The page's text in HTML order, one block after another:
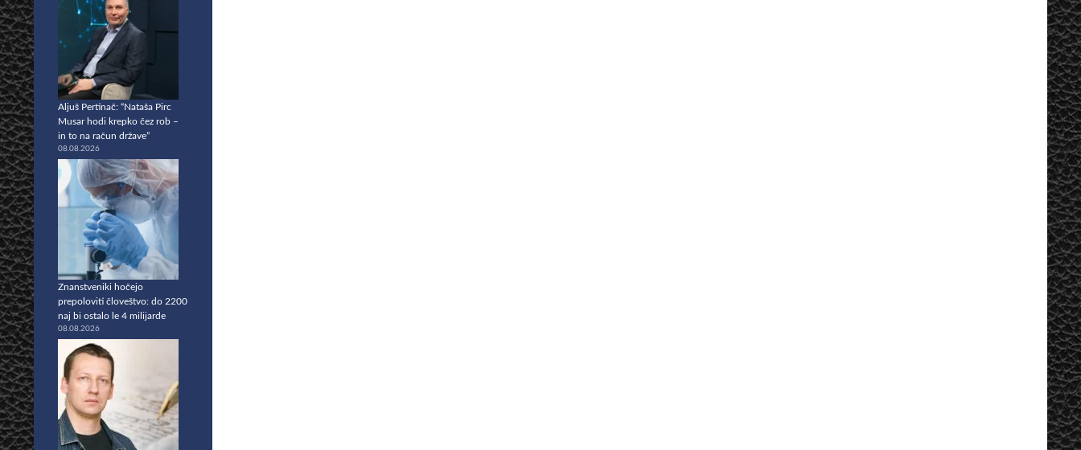
Aljuš Pertinač: “Nataša Pirc
Musar hodi krepko čez rob –
in to na račun države”
08.08.2026
Znanstveniki hočejo
prepoloviti človeštvo: do 2200
naj bi ostalo le 4 milijarde
08.08.2026